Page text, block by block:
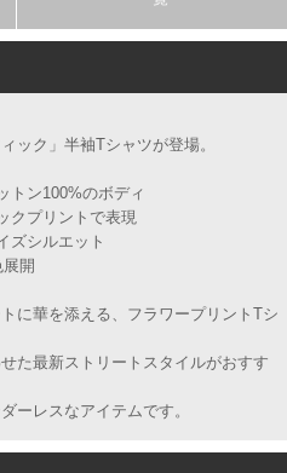
ック」半袖Tシャツが登場。
トン100%のボディ
クプリントで表現
ズシルエット
開
に華を添える、フラワープリントTシ
た最新ストリートスタイルがおすす
ーレスなアイテムです。